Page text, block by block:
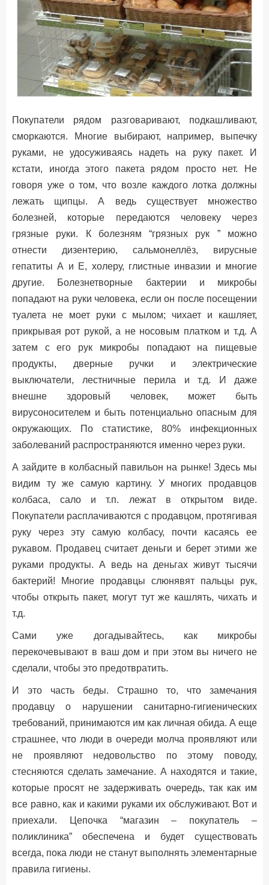
Покупатели рядом разговаривают, подкашливают,
сморкаются. Многие выбирают, например, выпечку
руками, не удосуживаясь надеть на руку пакет. И
кстати, иногда этого пакета рядом просто нет. Не
говоря уже о том, что возле каждого лотка должны
лежать щипцы. А ведь существует множество
болезней, которые передаются человеку через
грязные руки. К болезням “грязных рук ” можно
отнести дизентерию, сальмонеллёз, вирусные
гепатиты А и Е, холеру, глистные инвазии и многие
другие. Болезнетворные бактерии и микробы
попадают на руки человека, если он после посещении
туалета не моет руки с мылом; чихает и кашляет,
прикрывая рот рукой, а не носовым платком и т.д. А
затем с его рук микробы попадают на пищевые
продукты, дверные ручки и электрические
выключатели, лестничные перила и т.д. И даже
внешне здоровый человек, может быть
вирусоносителем и быть потенциально опасным для
окружающих. По статистике, 80% инфекционных
заболеваний распространяются именно через руки.
А зайдите в колбасный павильон на рынке! Здесь мы
видим ту же самую картину. У многих продавцов
колбаса, сало и т.п. лежат в открытом виде.
Покупатели расплачиваются с продавцом, протягивая
руку через эту самую колбасу, почти касаясь ее
рукавом. Продавец считает деньги и берет этими же
руками продукты. А ведь на деньгах живут тысячи
бактерий! Многие продавцы слюнявят пальцы рук,
чтобы открыть пакет, могут тут же кашлять, чихать и
т.д.
Сами уже догадывайтесь, как микробы
перекочевывают в ваш дом и при этом вы ничего не
сделали, чтобы это предотвратить.
И это часть беды. Страшно то, что замечания
продавцу о нарушении санитарно-гигиенических
требований, принимаются им как личная обида. А еще
страшнее, что люди в очереди молча проявляют или
не проявляют недовольство по этому поводу,
стесняются сделать замечание. А находятся и такие,
которые просят не задерживать очередь, так как им
все равно, как и какими руками их обслуживают. Вот и
приехали. Цепочка “магазин – покупатель –
поликлиника” обеспечена и будет существовать
всегда, пока люди не станут выполнять элементарные
правила гигиены.